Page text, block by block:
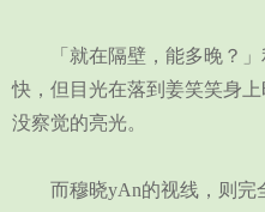
「就在隔壁，能多晚？」
快，但目光在落到姜笑笑身
没察觉的亮光。
而穆晓yAn的视线，则完